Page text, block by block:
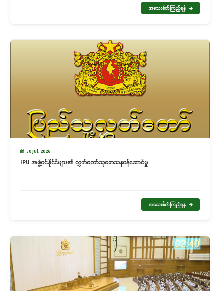
အသေးစိတ်ကြည့်ရန်
30 Jul, 2026
IPU အဖွဲ့ဝင်နိုင်ငံများ၏ လွှတ်တော်သုတေသနဝန်ဆောင်မှု
အသေးစိတ်ကြည့်ရန်